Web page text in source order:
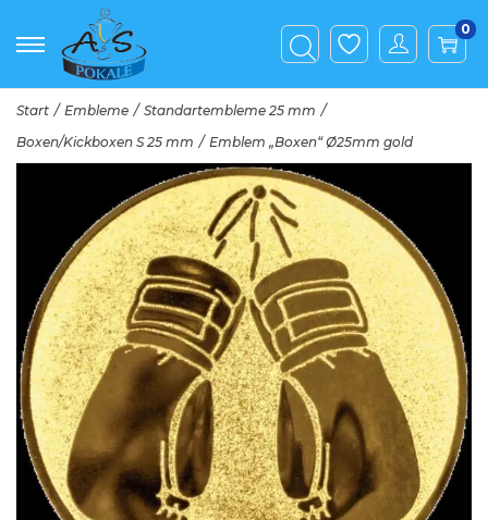
0
Start / Embleme / Standartembleme 25 mm /
Boxen/Kickboxen S 25 mm / Emblem „Boxen“ Ø25mm gold